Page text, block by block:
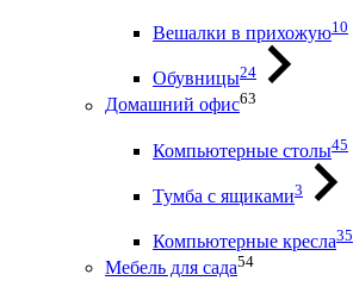
Вешалки в прихожую10
Обувницы24
Домашний офис63
Компьютерные столы45
Тумба с ящиками3
Компьютерные кресла35
Мебель для сада54